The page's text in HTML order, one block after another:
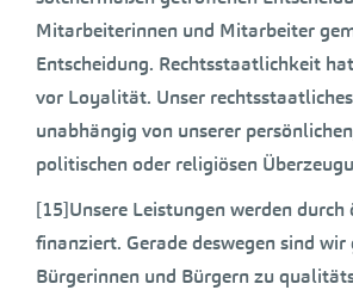
Mitarbeiterinnen und Mitarbeiter
Entscheidung. Rechtsstaatlichkeit
vor Loyalität. Unser
unabhängig von unserer
politischen oder religiösen
[15]Unsere Leistungen werden
finanziert. Gerade deswegen sind
Bürgerinnen und Bürgern zu